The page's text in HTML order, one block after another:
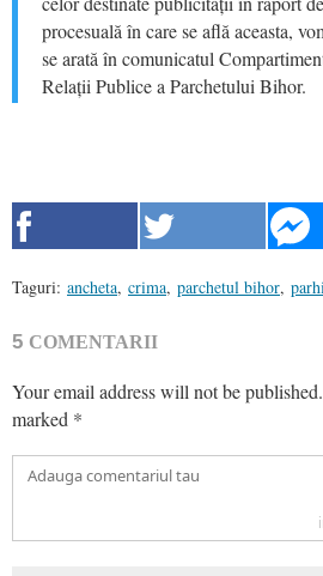
procesuală în care se află aceasta,
se arată în comunicatul
Relații Publice a Parchetului Bihor.
Taguri: ancheta, crima, parchetul bihor,
5 COMENTARII
Your email address will not be published.
marked *